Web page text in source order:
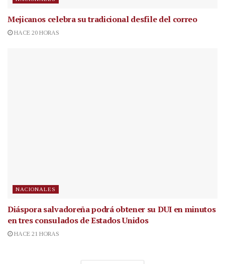
Mejicanos celebra su tradicional desfile del correo
HACE 20 HORAS
NACIONALES
Diáspora salvadoreña podrá obtener su DUI en minutos
en tres consulados de Estados Unidos
HACE 21 HORAS